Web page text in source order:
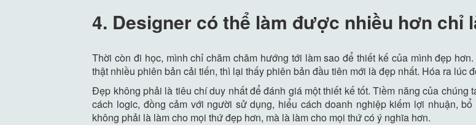
4. Designer có thể làm được nhiều hơn chỉ
Thời còn đi học, mình chỉ chăm chăm hướng tới làm sao để thiết kế của mình đẹp
thật nhiều phiên bản cải tiến, thì lại thấy phiên bản đầu tiên mới là đẹp nhất. Hóa ra lúc
Đẹp không phải là tiêu chí duy nhất để đánh giá một thiết kế tốt. Tiềm năng của chúng
cách logic, đồng cảm với người sử dụng, hiểu cách doanh nghiệp kiếm lợi nhuận,
không phải là làm cho mọi thứ đẹp hơn, mà là làm cho mọi thứ có ý nghĩa hơn.